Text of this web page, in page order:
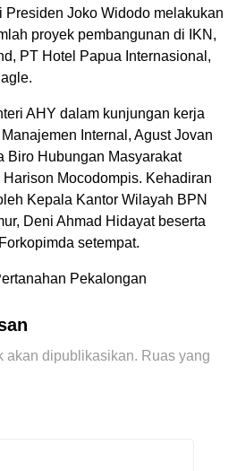
Presiden Joko Widodo melakukan
proyek pembangunan di IKN,
PT Hotel Papua Internasional,
AHY dalam kunjungan kerja
Internal, Agust Jovan
Biro Hubungan Masyarakat
Mocodompis. Kehadiran
Kepala Kantor Wilayah BPN
Deni Ahmad Hidayat beserta
setempat.
Pekalongan
akan dipublikasikan. Ruas yang